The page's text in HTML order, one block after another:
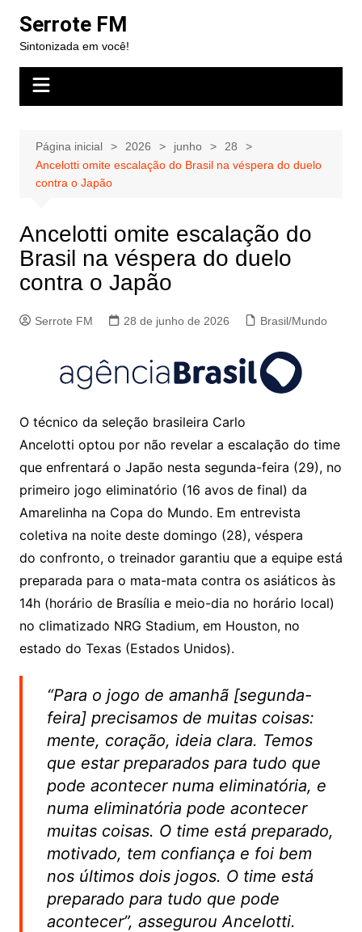
para
conteúdo
Serrote FM
Sintonizada em você!
Página inicial 2026 junho
28
Ancelotti omite escalação do Brasil na véspera do duelo
contra o Japão
Ancelotti omite escalação do
Brasil na véspera do duelo
contra o Japão
Serrote FM 28 de junho de 2026 Brasil/Mundo
O técnico da seleção brasileira Carlo
Ancelotti optou por não revelar a escalação do time
que enfrentará o Japão nesta segunda-feira (29), no
primeiro jogo eliminatório (16 avos de final) da
Amarelinha na Copa do Mundo. Em entrevista
coletiva na noite deste domingo (28), véspera
do confronto, o treinador garantiu que a equipe está
preparada para o mata-mata contra os asiáticos às
14h (horário de Brasília e meio-dia no horário local)
no climatizado NRG Stadium, em Houston, no
estado do Texas (Estados Unidos).
“Para o jogo de amanhã [segunda-
feira] precisamos de muitas coisas:
mente, coração, ideia clara. Temos
que estar preparados para tudo que
pode acontecer numa eliminatória, e
numa eliminatória pode acontecer
muitas coisas. O time está preparado,
motivado, tem confiança e foi bem
nos últimos dois jogos. O time está
preparado para tudo que pode
acontecer”, assegurou Ancelotti.